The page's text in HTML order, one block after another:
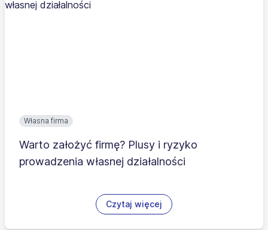
Własna firma
Warto założyć firmę? Plusy i ryzyko
prowadzenia własnej działalności
Czytaj więcej